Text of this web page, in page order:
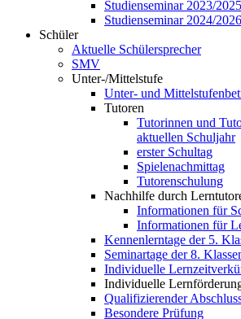
Studienseminar 2023/2025
Studienseminar 2024/2026
Schüler
Aktuelle Schülersprecher
SMV
Unter-/Mittelstufe
Unter- und
Tutoren
Tutorinnen und
aktuellen Schuljahr
erster Schultag
Spielenachmittag
Tutorenschulung
Nachhilfe durch
Informationen für
Informationen für
Kennenlerntage der 5.
Seminartage der 8.
Individuelle
Individuelle
Qualifizierender
Besondere Prüfung